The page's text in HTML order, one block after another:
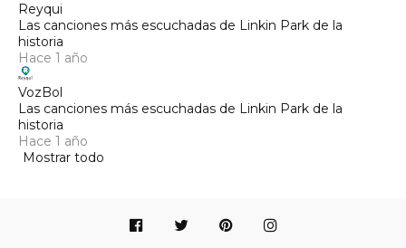
Reyqui
Las canciones más escuchadas de Linkin Park de la
historia
Hace 1 año
VozBol
Las canciones más escuchadas de Linkin Park de la
historia
Hace 1 año
Mostrar todo